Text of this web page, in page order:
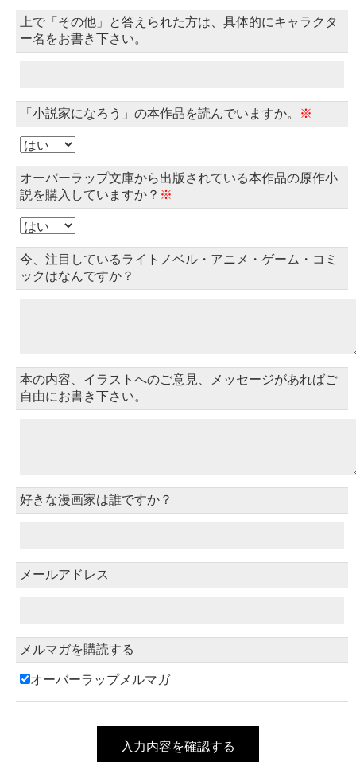
上で「その他」と答えられた方は、具体的にキャラクタ
ー名をお書き下さい。
「小説家になろう」の本作品を読んでいますか。 ※
オーバーラップ文庫から出版されている本作品の原作小
説を購入していますか？ ※
今、注目しているライトノベル・アニメ・ゲーム・コミ
ックはなんですか？
本の内容、イラストへのご意見、メッセージがあればご
自由にお書き下さい。
好きな漫画家は誰ですか？
メールアドレス
メルマガを購読する
オーバーラップメルマガ
入力内容を確認する